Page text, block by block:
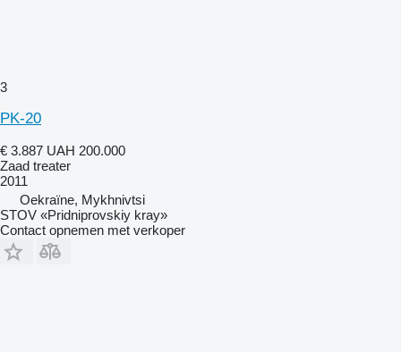
3
PK-20
€ 3.887 UAH 200.000
Zaad treater
2011
Oekraïne, Mykhnivtsi
STOV «Pridniprovskiy kray»
Contact opnemen met verkoper